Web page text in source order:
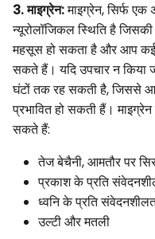
3. माइग्रेन:माइग्रेन, सिर्फ
न्यूरोलॉजिकल स्थिति है
महसूस हो सकता है और आप कई
सकते हैं। यदि उपचार न किया
घंटों तक रह सकती है, जिससे
प्रभावित हो सकती हैं।
सकते हैं:
तेज बेचैनी, आमतौर पर
प्रकाश के प्रति
ध्वनि के प्रति
उल्टी और मतली